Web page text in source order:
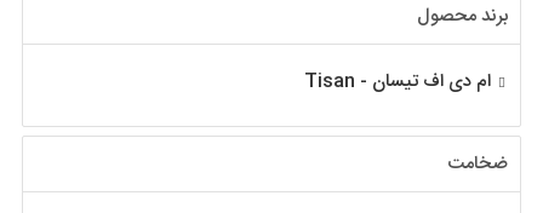
برند محصول
ام دی اف تیسان - Tisan
ضخامت